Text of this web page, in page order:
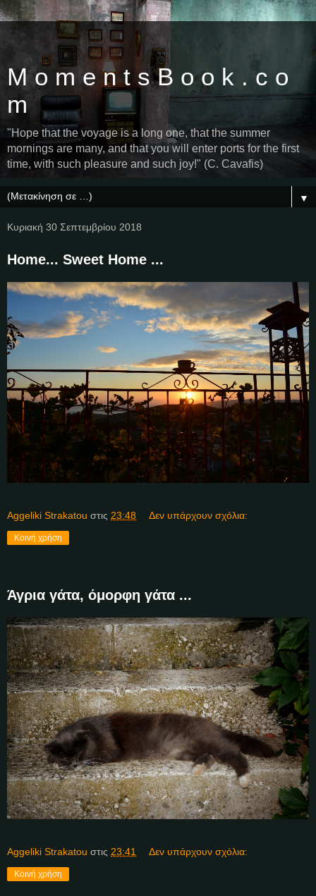
M o m e n t s B o o k . c o
m
"Hope that the voyage is a long one, that the summer
mornings are many, and that you will enter ports for the first
time, with such pleasure and such joy!" (C. Cavafis)
▼
Κυριακή 30 Σεπτεμβρίου 2018
Home... Sweet Home ...
Aggeliki Strakatou στις 23:48 Δεν υπάρχουν σχόλια:
Κοινή χρήση
Άγρια γάτα, όμορφη γάτα ...
Aggeliki Strakatou στις 23:41 Δεν υπάρχουν σχόλια:
Κοινή χρήση